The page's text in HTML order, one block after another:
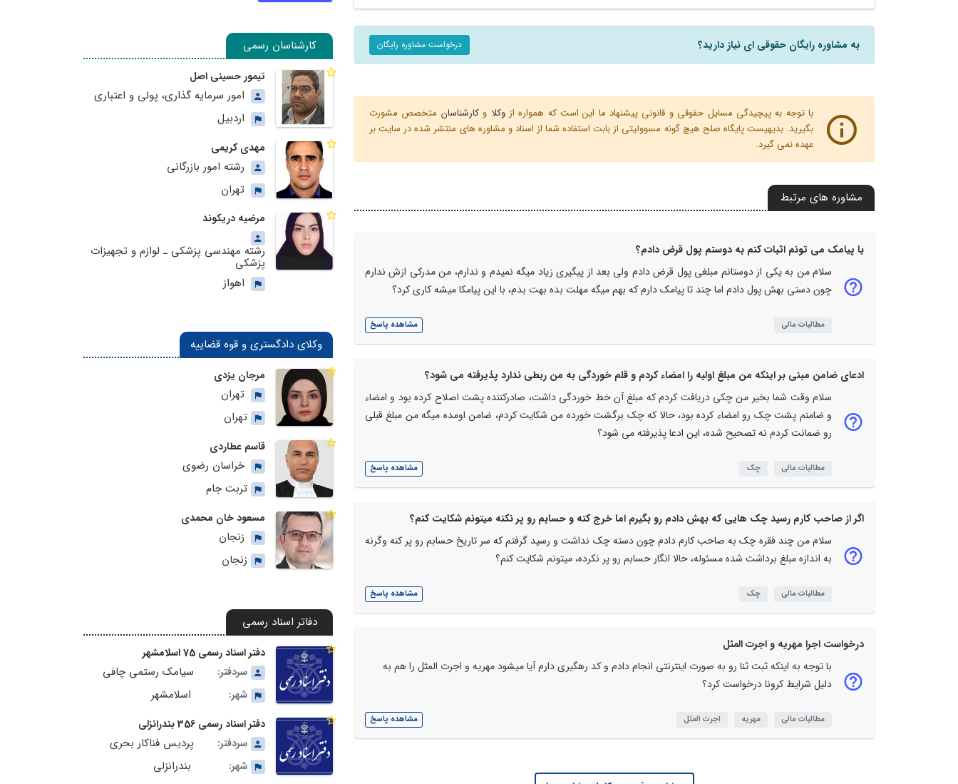
به مشاوره رایگان حقوقی ای نیاز دارید؟ درخواست مشاوره رایگان
با توجه به پیچیدگی مسایل حقوقی و قانونی پیشنهاد ما این است که همواره ازوکلا وکارشناسان متخصص مشورت
بگیرید. بدیهیست پایگاه صلح هیچ گونه مسوولیتی از بابت استفاده شما از اسناد و مشاوره های منتشر شده در سایت بر
عهده نمی گیرد.
مشاوره های مرتبط
با پیامک می تونم اثبات کنم به دوستم پول قرض دادم؟
سلام من به یکی از دوستانم مبلغی پول قرض دادم ولی بعد از پیگیری زیاد میگه نمیدم و ندارم، من مدرکی ازش ندارم
چون دستی بهش پول دادم اما چند تا پیامک دارم که بهم میگه مهلت بده بهت بدم، با این پیامکا میشه کاری کرد؟
مطالبات مالی مشاهده پاسخ
ادعای ضامن مبنی بر اینکه من مبلغ اولیه را امضاء کردم و قلم خوردگی به من ربطی ندارد پذیرفته می شود؟
سلام وقت شما بخیر من چکی دریافت کردم که مبلغ آن خط خوردگی داشت، صادرکننده پشت اصلاح کرده بود و امضاء
و ضامنم پشت چک رو امضاء کرده بود، حالا که چک برگشت خورده من شکایت کردم، ضامن اومده میگه من مبلغ قبلی
رو ضمانت کردم نه تصحیح شده، این ادعا پذیرفته می شود؟
مطالبات مالی چک مشاهده پاسخ
اگر از صاحب کارم رسید چک هایی که بهش دادم رو بگیرم اما خرج کنه و حسابم رو پر نکنه میتونم شکایت کنم؟
سلام من چند فقره چک به صاحب کارم دادم چون دسته چک نداشت و رسید گرفتم که سر تاریخ حسابم رو پر کنه وگرنه
به اندازه مبلغ برداشت شده مسئوله، حالا انگار حسابم رو پر نکرده، میتونم شکایت کنم؟
مطالبات مالی چک مشاهده پاسخ
درخواست اجرا مهریه و اجرت المثل
با توجه به اینکه ثبت ثنا رو به صورت اینترنتی انجام دادم و کد رهگیری دارم آیا میشود مهریه و اجرت المثل را هم به
دلیل شرایط کرونا درخواست کرد؟
مطالبات مالی مهریه اجرت المثل مشاهده پاسخ
کارشناسان رسمی
تیمور حسینی اصل
امور سرمایه گذاری، پولی و اعتباری
اردبیل
مهدی کریمی
رشته امور بازرگانی
تهران
مرضیه دریکوند
رشته مهندسی پزشکی ـ لوازم و تجهیزات
پزشکی
اهواز
وکلای دادگستری و قوه قضاییه
مرجان یزدی
تهران
تهران
قاسم عطاردی
خراسان رضوی
تربت جام
مسعود خان محمدی
زنجان
زنجان
دفاتر اسناد رسمی
دفتر اسناد رسمی 75 اسلامشهر
سردفتر:
سیامک رستمی چافی
شهر: اسلامشهر
دفتر اسناد رسمی 356 بندرانزلی
سردفتر:
پردیس فناکار بحری
شهر: بندرانزلی